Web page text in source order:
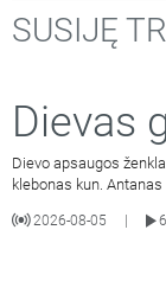
SUSIJĘ
Dievas
Dievo apsaugos
klebonas kun.
2026-08-05